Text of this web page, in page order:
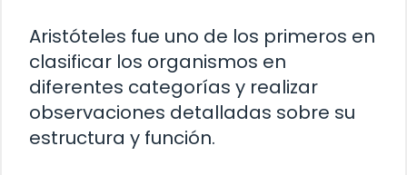
Aristóteles fue uno de los primeros en
clasificar los organismos en
diferentes categorías y realizar
observaciones detalladas sobre su
estructura y función.